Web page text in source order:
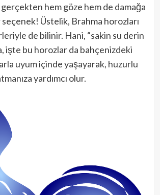
gerçekten hem göze hem de damağa
Üstelik, Brahma horozları
de bilinir. Hani, “sakin su derin
işte bu horozlar da bahçenizdeki
uyum içinde yaşayarak, huzurlu
yardımcı olur.